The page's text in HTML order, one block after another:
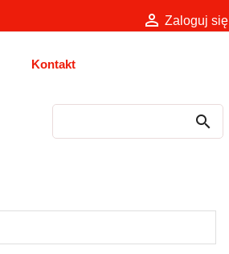
 Zaloguj się
Kontakt